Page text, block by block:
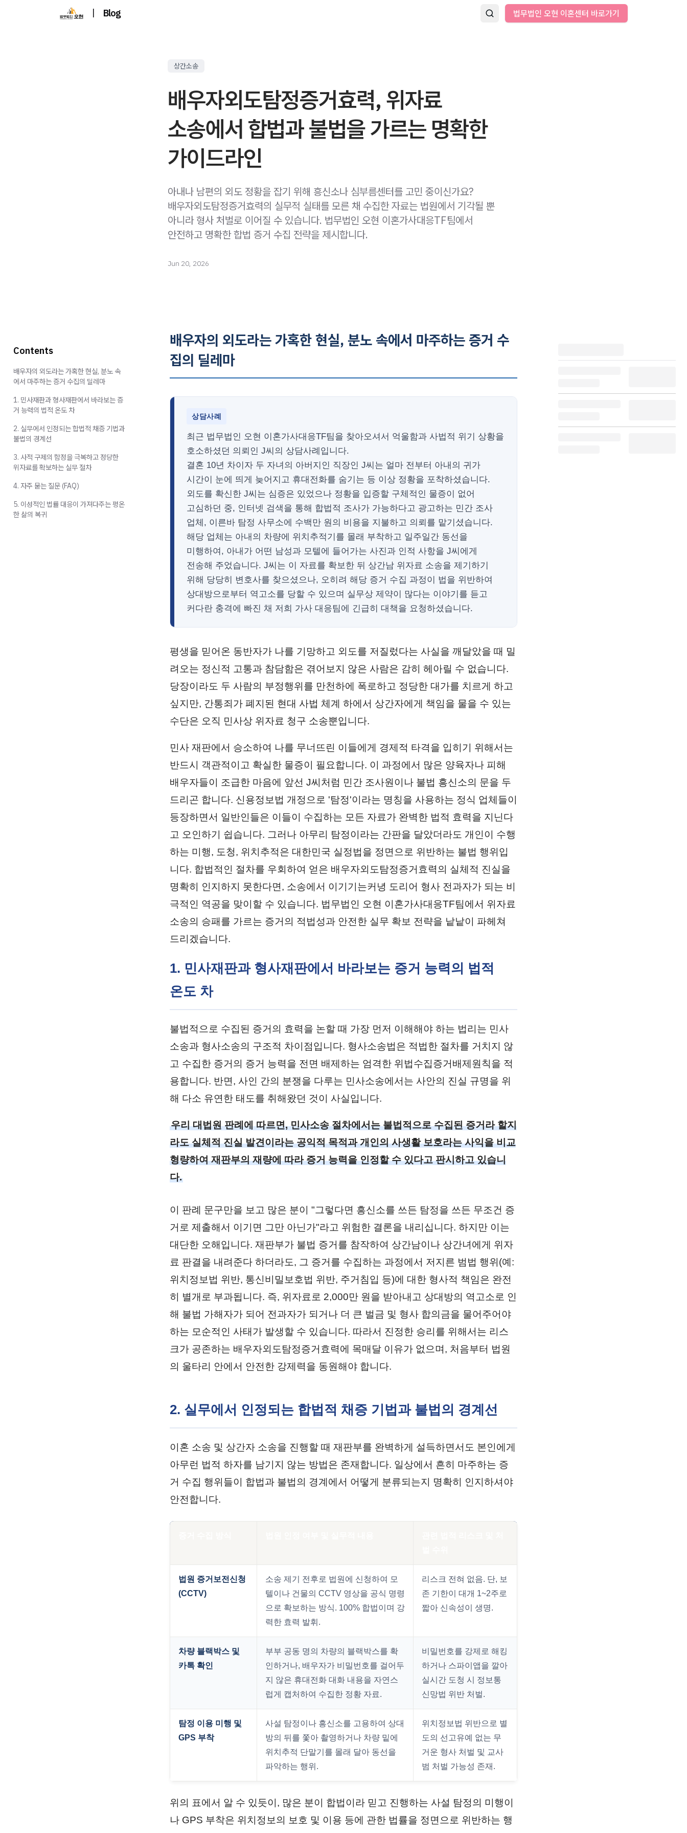
| Blog 법무법인 오현 이혼센터 바로가기
상간소송
배우자외도탐정증거효력, 위자료
소송에서 합법과 불법을 가르는 명확한
가이드라인
아내나 남편의 외도 정황을 잡기 위해 흥신소나 심부름센터를 고민 중이신가요?
배우자외도탐정증거효력의 실무적 실태를 모른 채 수집한 자료는 법원에서 기각될 뿐
아니라 형사 처벌로 이어질 수 있습니다. 법무법인 오현 이혼가사대응TF팀에서
안전하고 명확한 합법 증거 수집 전략을 제시합니다.
Jun 20, 2026
배우자의 외도라는 가혹한 현실, 분노 속에서 마주하는 증거 수
집의 딜레마
상담사례
최근 법무법인 오현 이혼가사대응TF팀을 찾아오셔서 억울함과 사법적 위기 상황을
호소하셨던 의뢰인 J씨의 상담사례입니다.
결혼 10년 차이자 두 자녀의 아버지인 직장인 J씨는 얼마 전부터 아내의 귀가
시간이 눈에 띄게 늦어지고 휴대전화를 숨기는 등 이상 정황을 포착하셨습니다.
외도를 확신한 J씨는 심증은 있었으나 정황을 입증할 구체적인 물증이 없어
고심하던 중, 인터넷 검색을 통해 합법적 조사가 가능하다고 광고하는 민간 조사
업체, 이른바 탐정 사무소에 수백만 원의 비용을 지불하고 의뢰를 맡기셨습니다.
해당 업체는 아내의 차량에 위치추적기를 몰래 부착하고 일주일간 동선을
미행하여, 아내가 어떤 남성과 모텔에 들어가는 사진과 인적 사항을 J씨에게
전송해 주었습니다. J씨는 이 자료를 확보한 뒤 상간남 위자료 소송을 제기하기
위해 당당히 변호사를 찾으셨으나, 오히려 해당 증거 수집 과정이 법을 위반하여
상대방으로부터 역고소를 당할 수 있으며 실무상 제약이 많다는 이야기를 듣고
커다란 충격에 빠진 채 저희 가사 대응팀에 긴급히 대책을 요청하셨습니다.
평생을 믿어온 동반자가 나를 기망하고 외도를 저질렀다는 사실을 깨달았을 때 밀
려오는 정신적 고통과 참담함은 겪어보지 않은 사람은 감히 헤아릴 수 없습니다.
당장이라도 두 사람의 부정행위를 만천하에 폭로하고 정당한 대가를 치르게 하고
싶지만, 간통죄가 폐지된 현대 사법 체계 하에서 상간자에게 책임을 물을 수 있는
수단은 오직 민사상 위자료 청구 소송뿐입니다.
민사 재판에서 승소하여 나를 무너뜨린 이들에게 경제적 타격을 입히기 위해서는
반드시 객관적이고 확실한 물증이 필요합니다. 이 과정에서 많은 양육자나 피해
배우자들이 조급한 마음에 앞선 J씨처럼 민간 조사원이나 불법 흥신소의 문을 두
드리곤 합니다. 신용정보법 개정으로 '탐정'이라는 명칭을 사용하는 정식 업체들이
등장하면서 일반인들은 이들이 수집하는 모든 자료가 완벽한 법적 효력을 지닌다
고 오인하기 쉽습니다. 그러나 아무리 탐정이라는 간판을 달았더라도 개인이 수행
하는 미행, 도청, 위치추적은 대한민국 실정법을 정면으로 위반하는 불법 행위입
니다. 합법적인 절차를 우회하여 얻은 배우자외도탐정증거효력의 실체적 진실을
명확히 인지하지 못한다면, 소송에서 이기기는커녕 도리어 형사 전과자가 되는 비
극적인 역공을 맞이할 수 있습니다. 법무법인 오현 이혼가사대응TF팀에서 위자료
소송의 승패를 가르는 증거의 적법성과 안전한 실무 확보 전략을 낱낱이 파헤쳐
드리겠습니다.
1. 민사재판과 형사재판에서 바라보는 증거 능력의 법적
온도 차
불법적으로 수집된 증거의 효력을 논할 때 가장 먼저 이해해야 하는 법리는 민사
소송과 형사소송의 구조적 차이점입니다. 형사소송법은 적법한 절차를 거치지 않
고 수집한 증거의 증거 능력을 전면 배제하는 엄격한 위법수집증거배제원칙을 적
용합니다. 반면, 사인 간의 분쟁을 다루는 민사소송에서는 사안의 진실 규명을 위
해 다소 유연한 태도를 취해왔던 것이 사실입니다.
우리 대법원 판례에 따르면, 민사소송 절차에서는 불법적으로 수집된 증거라 할지
라도 실체적 진실 발견이라는 공익적 목적과 개인의 사생활 보호라는 사익을 비교
형량하여 재판부의 재량에 따라 증거 능력을 인정할 수 있다고 판시하고 있습니
다.
이 판례 문구만을 보고 많은 분이 "그렇다면 흥신소를 쓰든 탐정을 쓰든 무조건 증
거로 제출해서 이기면 그만 아닌가"라고 위험한 결론을 내리십니다. 하지만 이는
대단한 오해입니다. 재판부가 불법 증거를 참작하여 상간남이나 상간녀에게 위자
료 판결을 내려준다 하더라도, 그 증거를 수집하는 과정에서 저지른 범법 행위(예:
위치정보법 위반, 통신비밀보호법 위반, 주거침입 등)에 대한 형사적 책임은 완전
히 별개로 부과됩니다. 즉, 위자료로 2,000만 원을 받아내고 상대방의 역고소로 인
해 불법 가해자가 되어 전과자가 되거나 더 큰 벌금 및 형사 합의금을 물어주어야
하는 모순적인 사태가 발생할 수 있습니다. 따라서 진정한 승리를 위해서는 리스
크가 공존하는 배우자외도탐정증거효력에 목매달 이유가 없으며, 처음부터 법원
의 울타리 안에서 안전한 강제력을 동원해야 합니다.
2. 실무에서 인정되는 합법적 채증 기법과 불법의 경계선
이혼 소송 및 상간자 소송을 진행할 때 재판부를 완벽하게 설득하면서도 본인에게
아무런 법적 하자를 남기지 않는 방법은 존재합니다. 일상에서 흔히 마주하는 증
거 수집 행위들이 합법과 불법의 경계에서 어떻게 분류되는지 명확히 인지하셔야
안전합니다.
법원 증거보전신청
(CCTV)
소송 제기 전후로 법원에 신청하여 모
텔이나 건물의 CCTV 영상을 공식 명령
으로 확보하는 방식. 100% 합법이며 강
력한 효력 발휘.
리스크 전혀 없음. 단, 보
존 기한이 대개 1~2주로
짧아 신속성이 생명.
차량 블랙박스 및
카톡 확인
부부 공동 명의 차량의 블랙박스를 확
인하거나, 배우자가 비밀번호를 걸어두
지 않은 휴대전화 대화 내용을 자연스
럽게 캡처하여 수집한 정황 자료.
비밀번호를 강제로 해킹
하거나 스파이앱을 깔아
실시간 도청 시 정보통
신망법 위반 처벌.
탐정 이용 미행 및
GPS 부착
사설 탐정이나 흥신소를 고용하여 상대
방의 뒤를 쫓아 촬영하거나 차량 밑에
위치추적 단말기를 몰래 달아 동선을
파악하는 행위.
위치정보법 위반으로 별
도의 선고유예 없는 무
거운 형사 처벌 및 교사
범 처벌 가능성 존재.
위의 표에서 알 수 있듯이, 많은 분이 합법이라 믿고 진행하는 사설 탐정의 미행이
나 GPS 부착은 위치정보의 보호 및 이용 등에 관한 법률을 정면으로 위반하는 행
Contents
배우자의 외도라는 가혹한 현실, 분노 속
에서 마주하는 증거 수집의 딜레마
1. 민사재판과 형사재판에서 바라보는 증
거 능력의 법적 온도 차
2. 실무에서 인정되는 합법적 채증 기법과
불법의 경계선
3. 사적 구제의 함정을 극복하고 정당한
위자료를 확보하는 실무 절차
4. 자주 묻는 질문 (FAQ)
5. 이성적인 법률 대응이 가져다주는 평온
한 삶의 복귀